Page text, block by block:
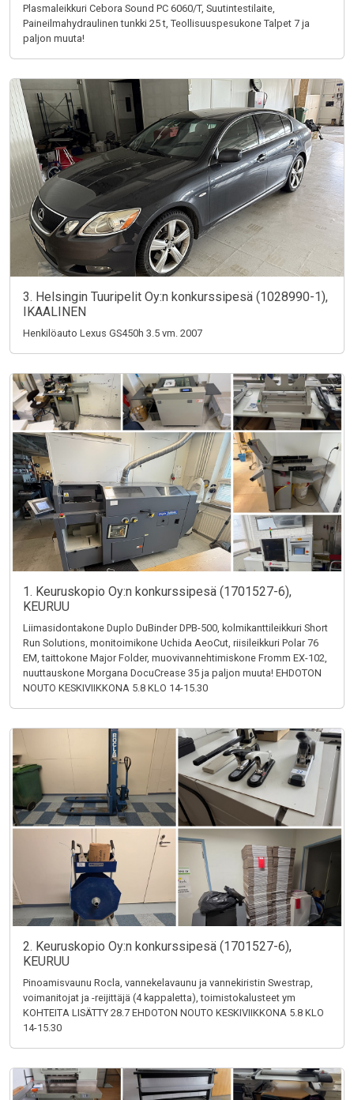
Plasmaleikkuri Cebora Sound PC 6060/T, Suutintestilaite,
Paineilmahydraulinen tunkki 25 t, Teollisuuspesukone Talpet 7 ja
paljon muuta!
3. Helsingin Tuuripelit Oy:n konkurssipesä (1028990-1),
IKAALINEN
Henkilöauto Lexus GS450h 3.5 vm. 2007
1. Keuruskopio Oy:n konkurssipesä (1701527-6),
KEURUU
Liimasidontakone Duplo DuBinder DPB-500, kolmikanttileikkuri Short
Run Solutions, monitoimikone Uchida AeoCut, riisileikkuri Polar 76
EM, taittokone Major Folder, muovivannehtimiskone Fromm EX-102,
nuuttauskone Morgana DocuCrease 35 ja paljon muuta! EHDOTON
NOUTO KESKIVIIKKONA 5.8 KLO 14-15.30
2. Keuruskopio Oy:n konkurssipesä (1701527-6),
KEURUU
Pinoamisvaunu Rocla, vannekelavaunu ja vannekiristin Swestrap,
voimanitojat ja -reijittäjä (4 kappaletta), toimistokalusteet ym
KOHTEITA LISÄTTY 28.7 EHDOTON NOUTO KESKIVIIKKONA 5.8 KLO
14-15.30